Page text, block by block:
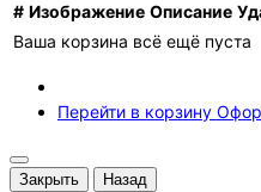
# Изображение Описание
Ваша корзина всё ещё пуста
Перейти в корзину
Закрыть Назад